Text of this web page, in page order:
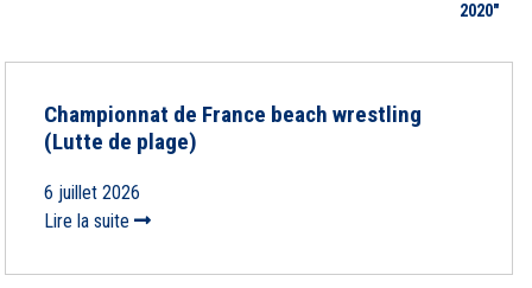
2020"
Championnat de France beach wrestling
(Lutte de plage)
6 juillet 2026
Lire la suite